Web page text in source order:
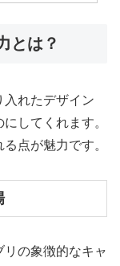
とは？
入れたデザイン
してくれます。
点が魅力です。
リの象徴的なキャ